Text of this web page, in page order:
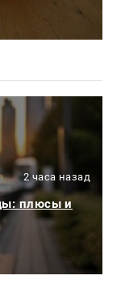
2 часа назад
плюсы и